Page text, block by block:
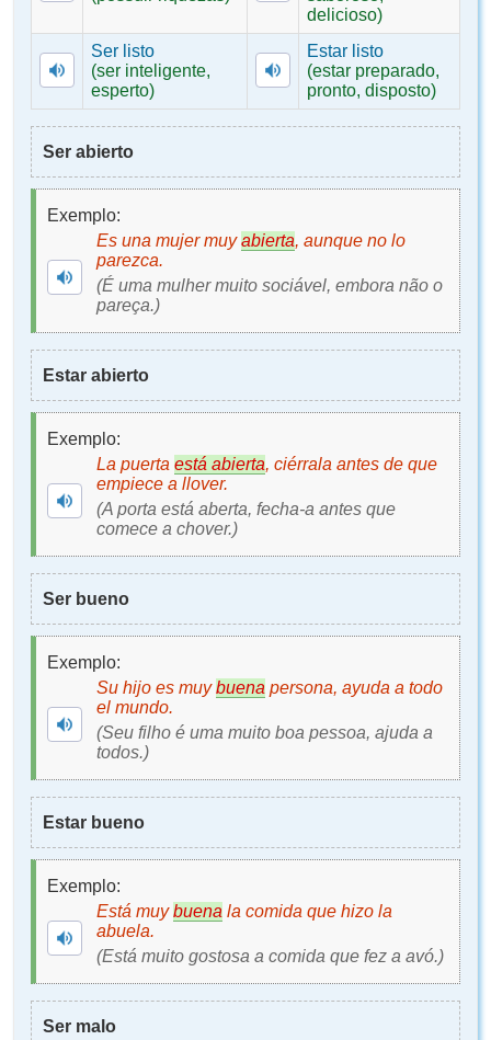
delicioso)
Ser listo
(ser inteligente,
esperto)
Estar listo
(estar preparado,
pronto, disposto)
Ser abierto
Exemplo:
Es una mujer muyabierta, aunque no lo
parezca.
(É uma mulher muito sociável, embora não o
pareça.)
Estar abierto
Exemplo:
La puerta está abierta, ciérrala antes de que
empiece a llover.
(A porta está aberta, fecha-a antes que
comece a chover.)
Ser bueno
Exemplo:
Su hijo es muybuena persona, ayuda a todo
el mundo.
(Seu filho é uma muito boa pessoa, ajuda a
todos.)
Estar bueno
Exemplo:
Está muybuena la comida que hizo la
abuela.
(Está muito gostosa a comida que fez a avó.)
Ser malo